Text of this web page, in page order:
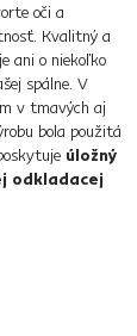
oči a
Kvalitný a
ani o niekoľko
spálne. V
v tmavých aj
bola použitá
úložný
odkladacej